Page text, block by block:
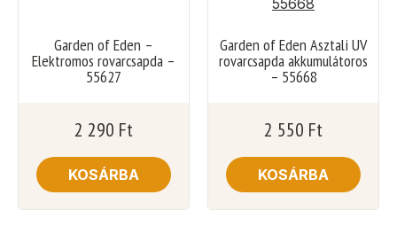
Garden of Eden –
Elektromos rovarcsapda –
55627
2 290 Ft
KOSÁRBA
Garden of Eden Asztali UV
rovarcsapda akkumulátoros
– 55668
2 550 Ft
KOSÁRBA